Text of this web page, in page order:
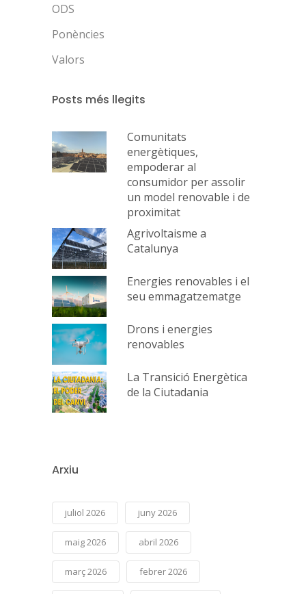
ODS
Ponències
Valors
Posts més llegits
Comunitats
energètiques,
empoderar al
consumidor per assolir
un model renovable i de
proximitat
Agrivoltaisme a
Catalunya
Energies renovables i el
seu emmagatzematge
Drons i energies
renovables
La Transició Energètica
de la Ciutadania
Arxiu
juliol 2026 juny 2026
maig 2026 abril 2026
març 2026 febrer 2026